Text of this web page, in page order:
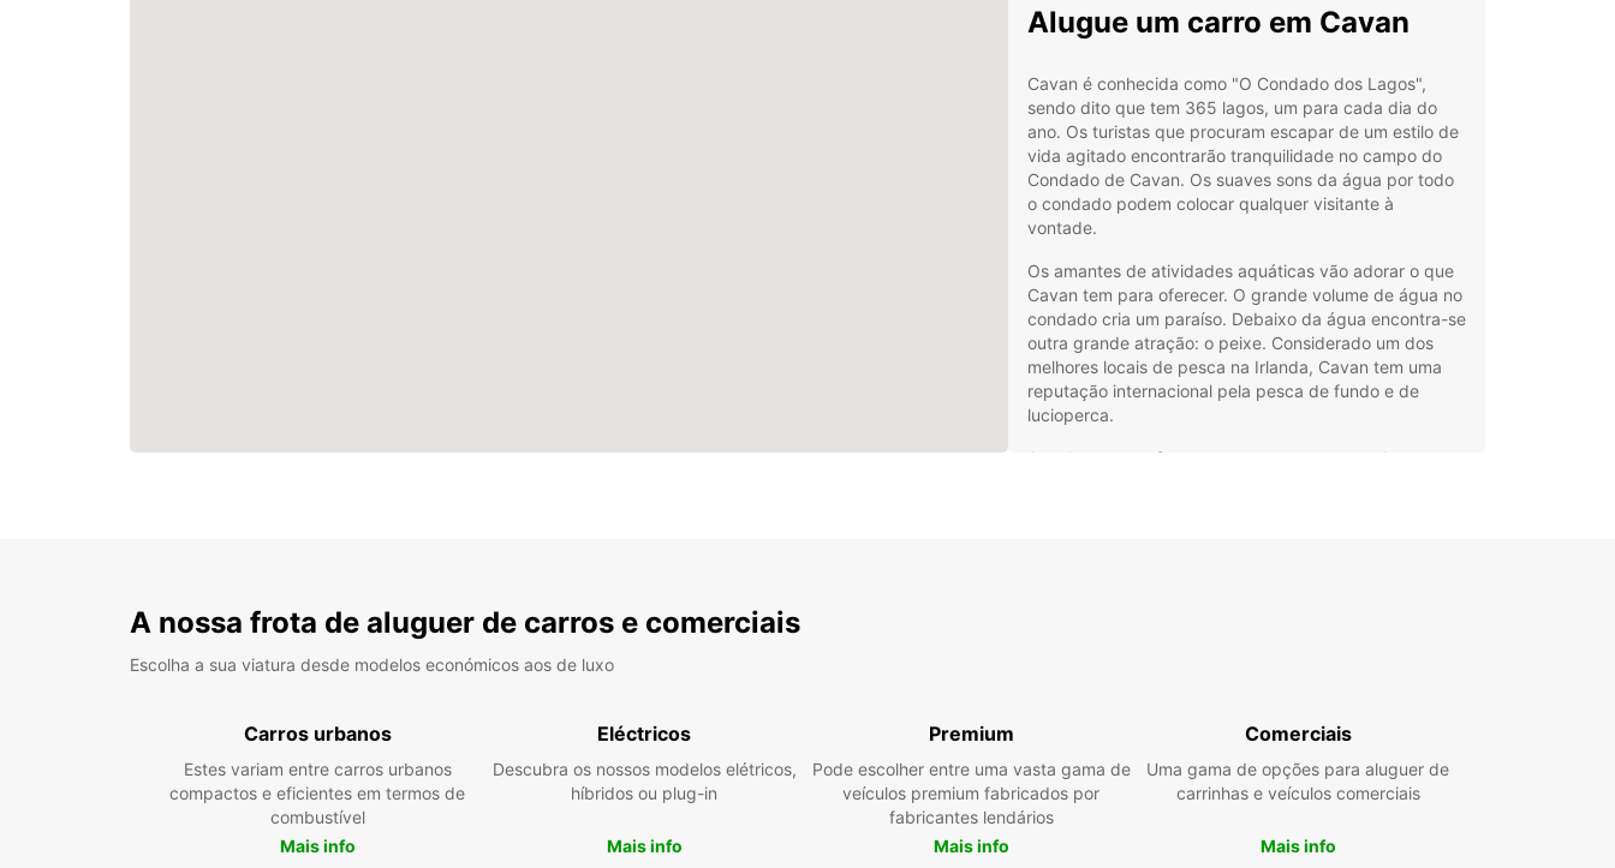
Alugue um carro em Cavan
Cavan é conhecida como "O Condado dos Lagos",
sendo dito que tem 365 lagos, um para cada dia do
ano. Os turistas que procuram escapar de um estilo de
vida agitado encontrarão tranquilidade no campo do
Condado de Cavan. Os suaves sons da água por todo
o condado podem colocar qualquer visitante à
vontade.
Os amantes de atividades aquáticas vão adorar o que
Cavan tem para oferecer. O grande volume de água no
condado cria um paraíso. Debaixo da água encontra-se
outra grande atração: o peixe. Considerado um dos
melhores locais de pesca na Irlanda, Cavan tem uma
reputação internacional pela pesca de fundo e de
lucioperca.
Aqueles que preferem permanecer secos podem
uma rica cena musical, onde os visitantes podem
participar em vários festivais.
A estação Europcar de Cavan está convenientemente
Dublin Road, à medida que sai de Cavan Town,
A nossa frota de aluguer de carros e comerciais
Escolha a sua viatura desde modelos económicos aos de luxo
Carros urbanos
Estes variam entre carros urbanos
compactos e eficientes em termos de
combustível
Mais info
Eléctricos
Descubra os nossos modelos elétricos,
híbridos ou plug-in
Mais info
Premium
Pode escolher entre uma vasta gama de
veículos premium fabricados por
fabricantes lendários
Mais info
Comerciais
Uma gama de opções para aluguer de
carrinhas e veículos comerciais
Mais info